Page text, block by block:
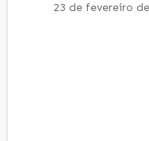
23 de fevereiro